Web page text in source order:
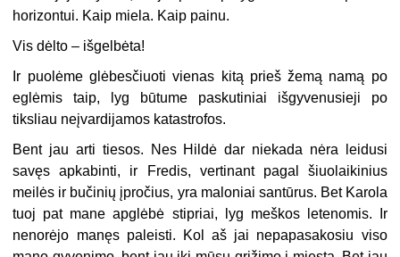
horizontui. Kaip miela. Kaip painu.
Vis dėlto – išgelbėta!
Ir puolėme glėbesčiuoti vienas kitą prieš žemą namą po
eglėmis taip, lyg būtume paskutiniai išgyvenusieji po
tiksliau neįvardijamos katastrofos.
Bent jau arti tiesos. Nes Hildė dar niekada nėra leidusi
savęs apkabinti, ir Fredis, vertinant pagal šiuolaikinius
meilės ir bučinių įpročius, yra maloniai santūrus. Bet Karola
tuoj pat mane apglėbė stipriai, lyg meškos letenomis. Ir
nenorėjo manęs paleisti. Kol aš jai nepapasakosiu viso